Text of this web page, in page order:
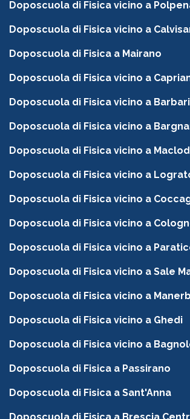
Doposcuola di Fisica vicino a
Doposcuola di Fisica vicino a
Doposcuola di Fisica a Mairano
Doposcuola di Fisica vicino a
Doposcuola di Fisica vicino a
Doposcuola di Fisica vicino a
Doposcuola di Fisica vicino a
Doposcuola di Fisica vicino a
Doposcuola di Fisica vicino a
Doposcuola di Fisica vicino a
Doposcuola di Fisica vicino a
Doposcuola di Fisica vicino a Sale
Doposcuola di Fisica vicino a
Doposcuola di Fisica vicino a Ghedi
Doposcuola di Fisica vicino a
Doposcuola di Fisica a Passirano
Doposcuola di Fisica a Sant'Anna